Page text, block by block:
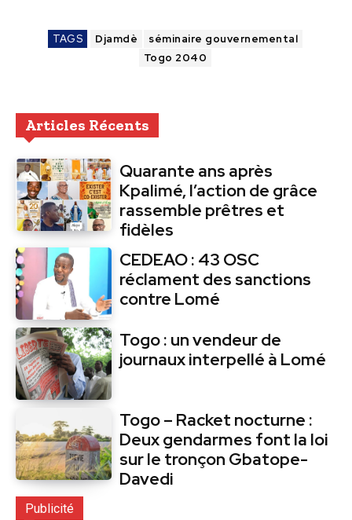
TAGS Djamdè
séminaire gouvernemental
Togo 2040
Articles Récents
Quarante ans après
Kpalimé, l’action de grâce
rassemble prêtres et
fidèles
CEDEAO : 43 OSC
réclament des sanctions
contre Lomé
Togo : un vendeur de
journaux interpellé à Lomé
Togo – Racket nocturne :
Deux gendarmes font la loi
sur le tronçon Gbatope-
Davedi
Publicité